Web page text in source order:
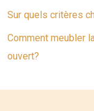
Sur quels critères
Comment meubler
ouvert?